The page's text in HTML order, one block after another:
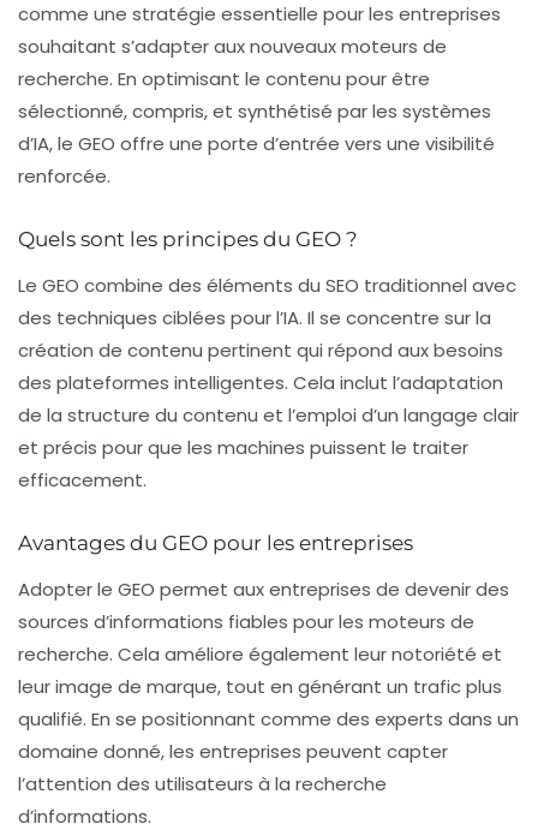
comme une stratégie essentielle pour les entreprises
souhaitant s’adapter aux nouveaux moteurs de
recherche. En optimisant le contenu pour être
sélectionné, compris, et synthétisé par les systèmes
d’IA, le GEO offre une porte d’entrée vers une visibilité
renforcée.
Quels sont les principes du GEO ?
Le GEO combine des éléments du SEO traditionnel avec
des techniques ciblées pour l’IA. Il se concentre sur la
création de contenu pertinent qui répond aux besoins
des plateformes intelligentes. Cela inclut l’adaptation
de la structure du contenu et l’emploi d’un langage clair
et précis pour que les machines puissent le traiter
efficacement.
Avantages du GEO pour les entreprises
Adopter le GEO permet aux entreprises de devenir des
sources d’informations fiables pour les moteurs de
recherche. Cela améliore également leur notoriété et
leur image de marque, tout en générant un trafic plus
qualifié. En se positionnant comme des experts dans un
domaine donné, les entreprises peuvent capter
l’attention des utilisateurs à la recherche
d’informations.